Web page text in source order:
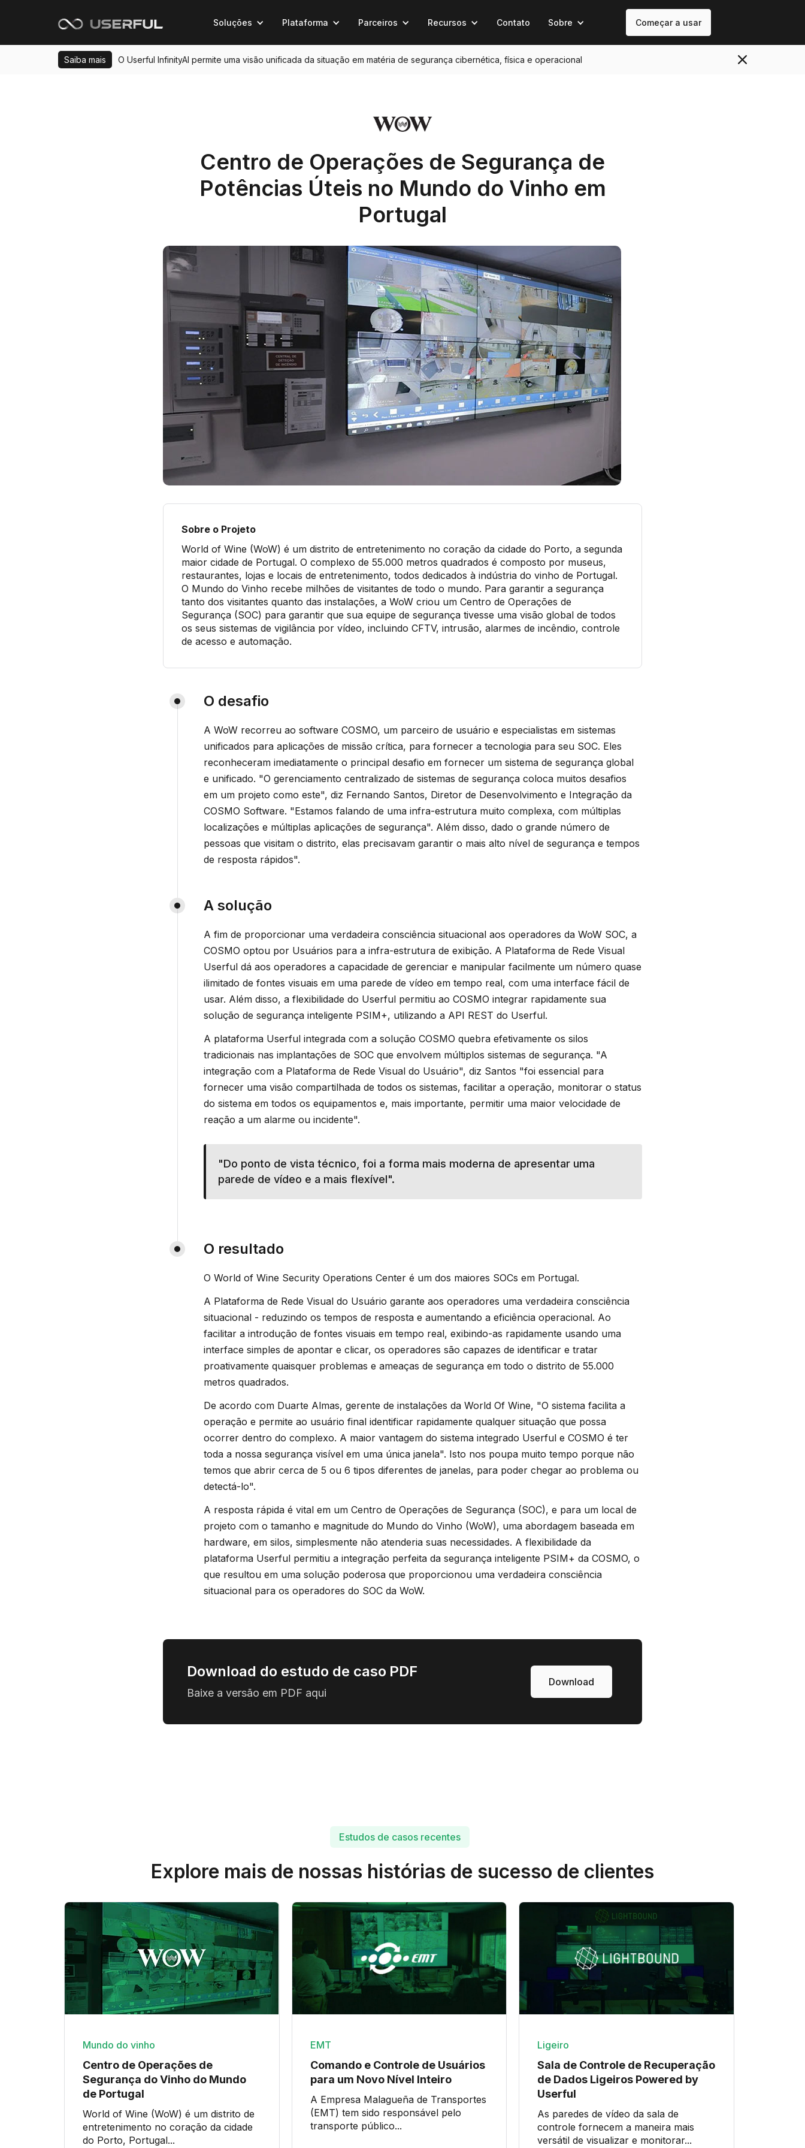
Soluções Plataforma Parceiros Recursos Contato Sobre Começar a usar
Saiba mais O Userful InfinityAI permite uma visão unificada da situação em matéria de segurança cibernética, física e operacional
Centro de Operações de Segurança de
Potências Úteis no Mundo do Vinho em
Portugal
Sobre o Projeto
World of Wine (WoW) é um distrito de entretenimento no coração da cidade do Porto, a segunda
maior cidade de Portugal. O complexo de 55.000 metros quadrados é composto por museus,
restaurantes, lojas e locais de entretenimento, todos dedicados à indústria do vinho de Portugal.
O Mundo do Vinho recebe milhões de visitantes de todo o mundo. Para garantir a segurança
tanto dos visitantes quanto das instalações, a WoW criou um Centro de Operações de
Segurança (SOC) para garantir que sua equipe de segurança tivesse uma visão global de todos
os seus sistemas de vigilância por vídeo, incluindo CFTV, intrusão, alarmes de incêndio, controle
de acesso e automação.
O desafio
A WoW recorreu ao software COSMO, um parceiro de usuário e especialistas em sistemas
unificados para aplicações de missão crítica, para fornecer a tecnologia para seu SOC. Eles
reconheceram imediatamente o principal desafio em fornecer um sistema de segurança global
e unificado. "O gerenciamento centralizado de sistemas de segurança coloca muitos desafios
em um projeto como este", diz Fernando Santos, Diretor de Desenvolvimento e Integração da
COSMO Software. "Estamos falando de uma infra-estrutura muito complexa, com múltiplas
localizações e múltiplas aplicações de segurança". Além disso, dado o grande número de
pessoas que visitam o distrito, elas precisavam garantir o mais alto nível de segurança e tempos
de resposta rápidos".
A solução
A fim de proporcionar uma verdadeira consciência situacional aos operadores da WoW SOC, a
COSMO optou por Usuários para a infra-estrutura de exibição. A Plataforma de Rede Visual
Userful dá aos operadores a capacidade de gerenciar e manipular facilmente um número quase
ilimitado de fontes visuais em uma parede de vídeo em tempo real, com uma interface fácil de
usar. Além disso, a flexibilidade do Userful permitiu ao COSMO integrar rapidamente sua
solução de segurança inteligente PSIM+, utilizando a API REST do Userful.
A plataforma Userful integrada com a solução COSMO quebra efetivamente os silos
tradicionais nas implantações de SOC que envolvem múltiplos sistemas de segurança. "A
integração com a Plataforma de Rede Visual do Usuário", diz Santos "foi essencial para
fornecer uma visão compartilhada de todos os sistemas, facilitar a operação, monitorar o status
do sistema em todos os equipamentos e, mais importante, permitir uma maior velocidade de
reação a um alarme ou incidente".
"Do ponto de vista técnico, foi a forma mais moderna de apresentar uma
parede de vídeo e a mais flexível".
O resultado
O World of Wine Security Operations Center é um dos maiores SOCs em Portugal.
A Plataforma de Rede Visual do Usuário garante aos operadores uma verdadeira consciência
situacional - reduzindo os tempos de resposta e aumentando a eficiência operacional. Ao
facilitar a introdução de fontes visuais em tempo real, exibindo-as rapidamente usando uma
interface simples de apontar e clicar, os operadores são capazes de identificar e tratar
proativamente quaisquer problemas e ameaças de segurança em todo o distrito de 55.000
metros quadrados.
De acordo com Duarte Almas, gerente de instalações da World Of Wine, "O sistema facilita a
operação e permite ao usuário final identificar rapidamente qualquer situação que possa
ocorrer dentro do complexo. A maior vantagem do sistema integrado Userful e COSMO é ter
toda a nossa segurança visível em uma única janela". Isto nos poupa muito tempo porque não
temos que abrir cerca de 5 ou 6 tipos diferentes de janelas, para poder chegar ao problema ou
detectá-lo".
A resposta rápida é vital em um Centro de Operações de Segurança (SOC), e para um local de
projeto com o tamanho e magnitude do Mundo do Vinho (WoW), uma abordagem baseada em
hardware, em silos, simplesmente não atenderia suas necessidades. A flexibilidade da
plataforma Userful permitiu a integração perfeita da segurança inteligente PSIM+ da COSMO, o
que resultou em uma solução poderosa que proporcionou uma verdadeira consciência
situacional para os operadores do SOC da WoW.
Download do estudo de caso PDF
Baixe a versão em PDF aqui
Download
Estudos de casos recentes
Explore mais de nossas histórias de sucesso de clientes
Mundo do vinho
Centro de Operações de
Segurança do Vinho do Mundo
de Portugal
World of Wine (WoW) é um distrito de
entretenimento no coração da cidade
do Porto, Portugal...
EMT
Comando e Controle de Usuários
para um Novo Nível Inteiro
A Empresa Malagueña de Transportes
(EMT) tem sido responsável pelo
transporte público...
Ligeiro
Sala de Controle de Recuperação
de Dados Ligeiros Powered by
Userful
As paredes de vídeo da sala de
controle fornecem a maneira mais
versátil de visualizar e monitorar...